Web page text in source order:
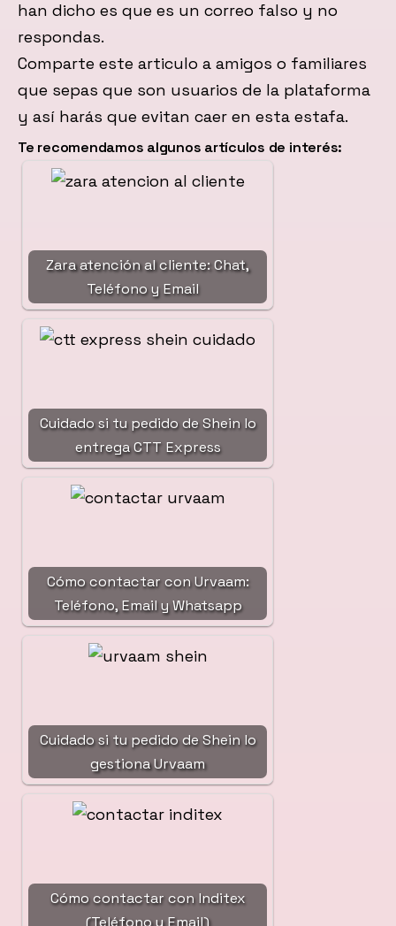
han dicho es que es un correo falso y no
respondas.
Comparte este articulo a amigos o familiares
que sepas que son usuarios de la plataforma
y así harás que evitan caer en esta estafa.
Te recomendamos algunos artículos de interés:
Zara atención al cliente: Chat,
Teléfono y Email
Cuidado si tu pedido de Shein lo
entrega CTT Express
Cómo contactar con Urvaam:
Teléfono, Email y Whatsapp
Cuidado si tu pedido de Shein lo
gestiona Urvaam
Cómo contactar con Inditex
(Teléfono y Email)